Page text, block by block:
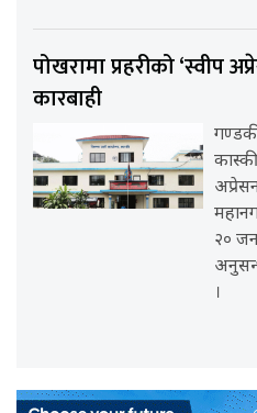
पोखरामा प्रहरीको ‘स्वीप
कारबाही
२०
।